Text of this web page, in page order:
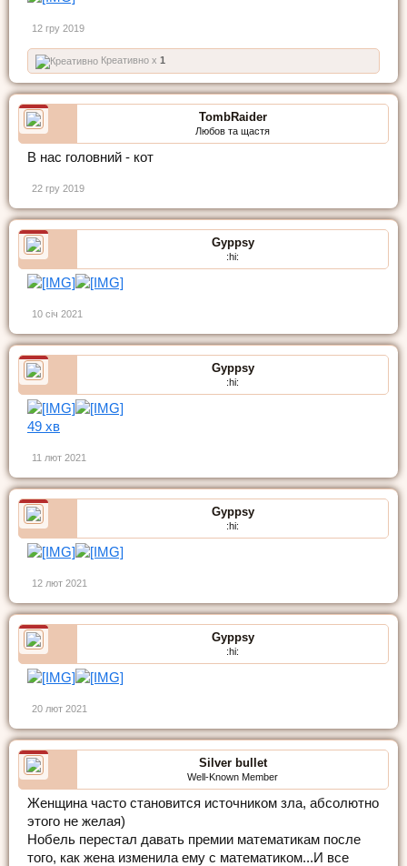
12 гру 2019
Креативно x 1
TombRaider
Любов та щастя
В нас головний - кот
22 гру 2019
Gyppsy
:hi:
10 січ 2021
Gyppsy
:hi:
49 хв
11 лют 2021
Gyppsy
:hi:
12 лют 2021
Gyppsy
:hi:
20 лют 2021
Silver bullet
Well-Known Member
Женщина часто становится источником зла, абсолютно
этого не желая)
Нобель перестал давать премии математикам после
того, как жена изменила ему с математиком...И все